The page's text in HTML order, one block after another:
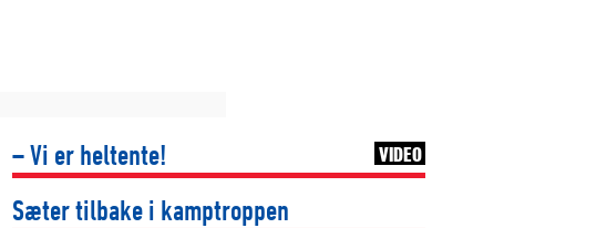
– Vi er heltente! VIDEO
Sæter tilbake i kamptroppen